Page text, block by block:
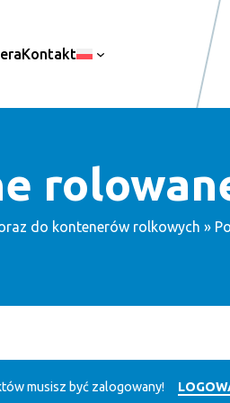
Kontakt
do kontenerów rolkowych »
musisz być zalogowany!